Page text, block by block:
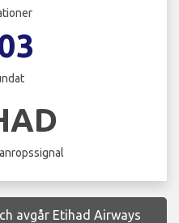
avgår Etihad Airways